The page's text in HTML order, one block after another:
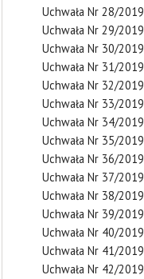
Uchwała Nr 28/2019
Uchwała Nr 29/2019
Uchwała Nr 30/2019
Uchwała Nr 31/2019
Uchwała Nr 32/2019
Uchwała Nr 33/2019
Uchwała Nr 34/2019
Uchwała Nr 35/2019
Uchwała Nr 36/2019
Uchwała Nr 37/2019
Uchwała Nr 38/2019
Uchwała Nr 39/2019
Uchwała Nr 40/2019
Uchwała Nr 41/2019
Uchwała Nr 42/2019